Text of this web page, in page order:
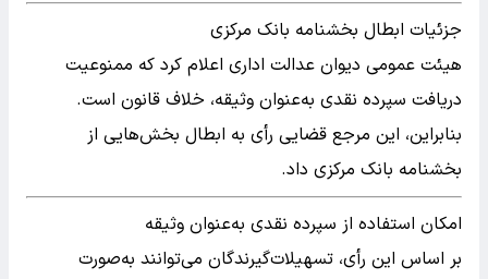
جزئیات ابطال بخشنامه بانک مرکزی
هیئت عمومی دیوان عدالت اداری اعلام کرد که ممنوعیت
دریافت سپرده نقدی به‌عنوان وثیقه، خلاف قانون است.
بنابراین، این مرجع قضایی رأی به ابطال بخش‌هایی از
بخشنامه بانک مرکزی داد.
امکان استفاده از سپرده نقدی به‌عنوان وثیقه
بر اساس این رأی، تسهیلات‌گیرندگان می‌توانند به‌صورت